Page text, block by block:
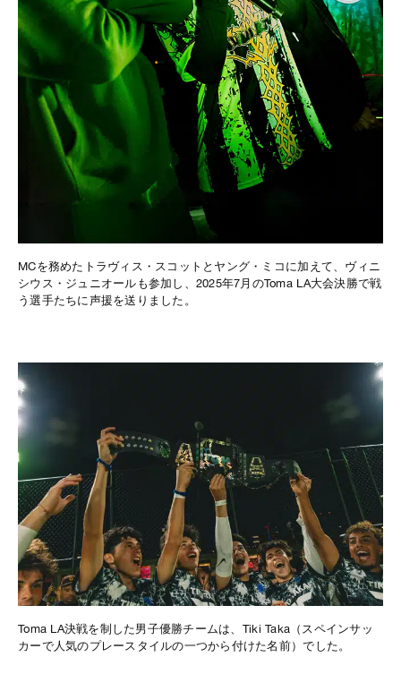
MCを務めたトラヴィス・スコットとヤング・ミコに加えて、ヴィニ
シウス・ジュニオールも参加し、2025年7月のToma LA大会決勝で戦
う選手たちに声援を送りました。
Toma LA決戦を制した男子優勝チームは、Tiki Taka（スペインサッ
カーで人気のプレースタイルの一つから付けた名前）でした。